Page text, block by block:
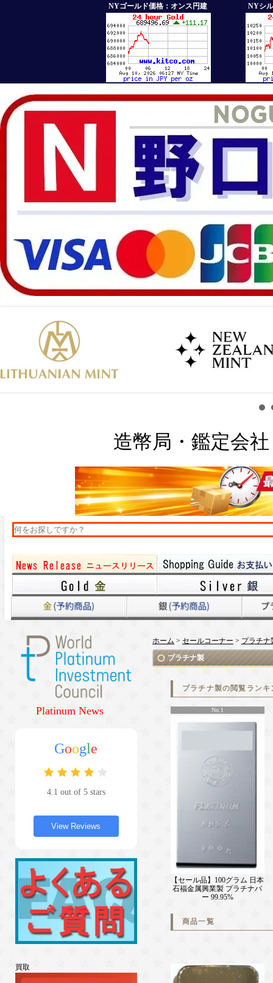
NYゴールド価格：オンス円建 NYシ
造幣局・鑑定会
Platinum News
Google
4.1 out of 5 stars
View Reviews
買取
ホーム > セールコーナー > プラチナ
プラチナ製
プラチナ製の閲覧ランキ
No.1
【セール品】100グラム 日本
石福金属興業製 プラチナバ
ー 99.95%
商品一覧